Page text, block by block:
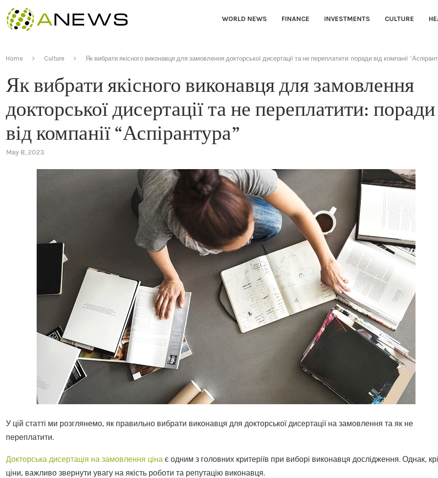
WORLD NEWS FINANCE INVESTMENTS CULTURE
Home Culture Як вибрати якісного виконавця для замовлення докторської дисертації та не переплатити: поради від компанії
Як вибрати якісного виконавця для замовлення
докторської дисертації та не переплатити: поради
від компанії “Аспірантура”
May 8, 2023
У цій статті ми розглянемо, як правильно вибрати виконавця для докторської дисертації на замовлення та як не
переплатити.
Докторська дисертація на замовлення ціна є одним з головних критеріїв при виборі виконавця дослідження. Однак,
ціни, важливо звернути увагу на якість роботи та репутацію виконавця.